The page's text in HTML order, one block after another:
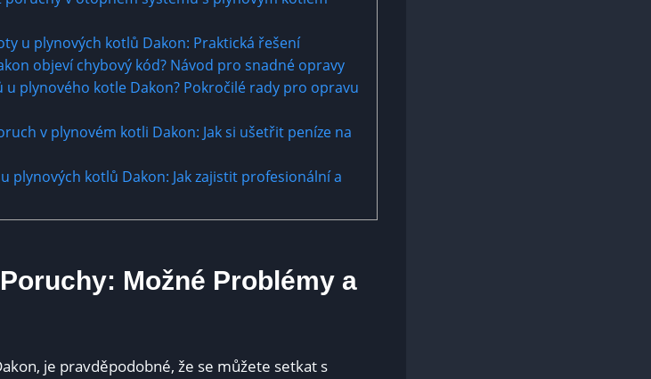
u plynových kotlů Dakon: Praktická řešení
objeví chybový kód? Návod pro snadné opravy
u plynového kotle Dakon? Pokročilé rady pro opravu
v plynovém kotli Dakon: Jak si ušetřit peníze na
plynových kotlů Dakon: Jak zajistit profesionální a
Možné Problémy a
je pravděpodobné, že se můžete setkat s